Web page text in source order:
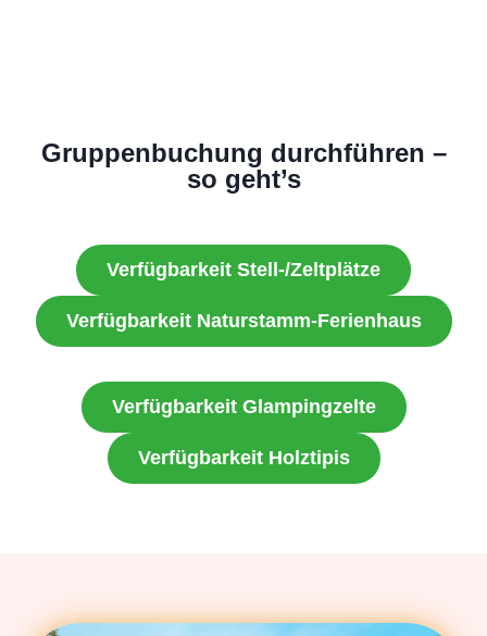
Gruppenbuchung durchführen –
so geht’s
Verfügbarkeit Stell-/Zeltplätze
Verfügbarkeit Naturstamm-Ferienhaus
Verfügbarkeit Glampingzelte
Verfügbarkeit Holztipis